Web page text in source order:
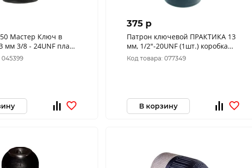
Мастер Ключ в
мм 3/8 - 24UNF пласт
045399
375 p
Патрон ключевой ПРАКТИКА 13
мм, 1/2"-20UNF (1шт.) коробка
030-177
Код товара: 077349
В корзину